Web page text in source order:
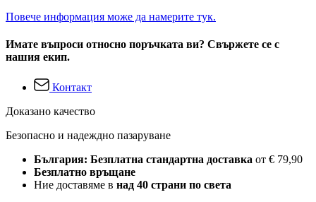
Повече информация може да намерите тук.
Имате въпроси относно поръчката ви? Свържете се с
нашия екип.
Контакт
Доказано качество
Безопасно и надеждно пазаруване
България: Безплатна стандартна доставка от € 79,90
Безплатно връщане
Ние доставяме в над 40 страни по света